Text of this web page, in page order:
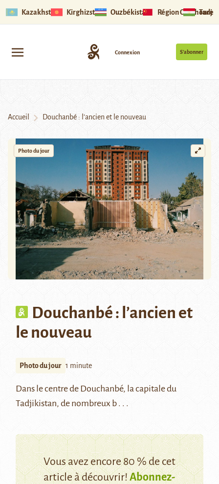
Kazakhstan Kirghizstan Ouzbékistan Région Ouïghoure
S’abonner
Connexion
Accueil Douchanbé : l’ancien et le nouveau
Photo du jour
Douchanbé : l’ancien et
le nouveau
Photo du jour 1 minute
Dans le centre de Douchanbé, la capitale du
Tadjikistan, de nombreux b . . .
Vous avez encore 80 % de cet
article à découvrir!Abonnez-